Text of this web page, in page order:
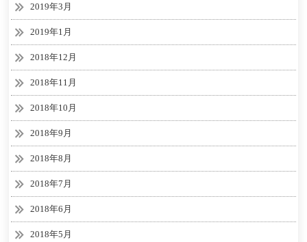
2019年3月
2019年1月
2018年12月
2018年11月
2018年10月
2018年9月
2018年8月
2018年7月
2018年6月
2018年5月